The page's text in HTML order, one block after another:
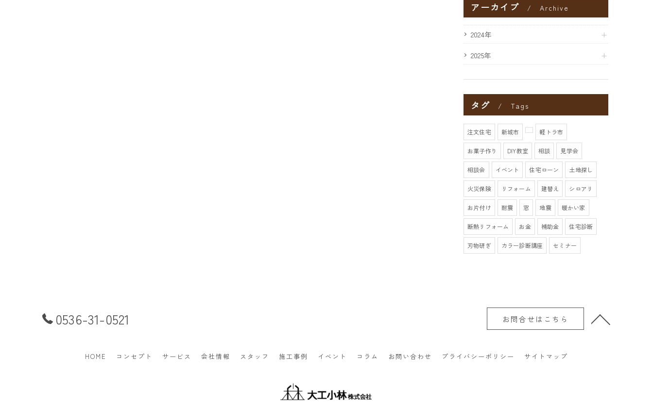
アーカイブ Archive
2024年
2025年
タグ Tags
注文住宅 新城市 軽トラ市
お菓子作り DIY教室 相談 見学会
相談会 イベント 住宅ローン 土地探し
火災保険 リフォーム 建替え シロアリ
お片付け 耐震 窓 地震 暖かい家
断熱リフォーム お金 補助金 住宅診断
刃物研ぎ カラー診断講座 セミナー
0536-31-0521 お問合せはこちら
HOME コンセプト サービス 会社情報 スタッフ 施工事例 イベント コラム お問い合わせ プライバシーポリシー サイトマップ